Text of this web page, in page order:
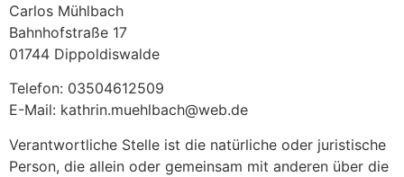
Carlos Mühlbach
Bahnhofstraße 17
01744 Dippoldiswalde
Telefon: 03504612509
E-Mail: kathrin.muehlbach@web.de
Verantwortliche Stelle ist die natürliche oder juristische
Person, die allein oder gemeinsam mit anderen über die